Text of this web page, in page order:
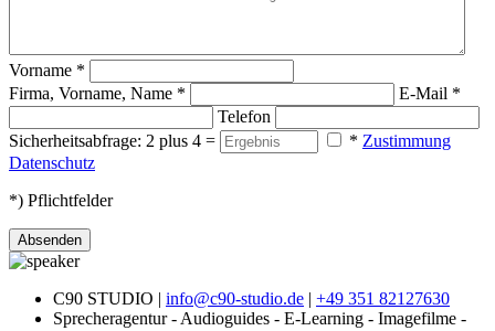
Vorname *
Firma, Vorname, Name * E-Mail *
Telefon
Sicherheitsabfrage: 2 plus 4 =
* Zustimmung
Datenschutz
*) Pflichtfelder
Absenden
C90 STUDIO | info@c90-studio.de | +49 351 82127630
Sprecheragentur - Audioguides - E-Learning - Imagefilme -